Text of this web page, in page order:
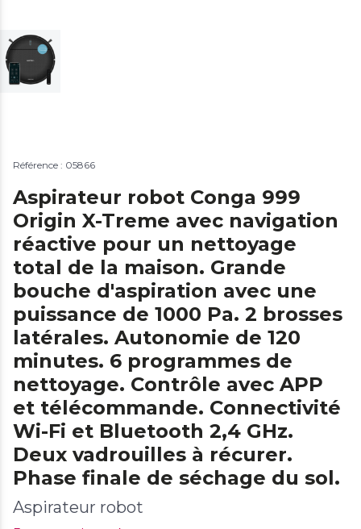
Référence : 05866
Aspirateur robot Conga 999
Origin X-Treme avec navigation
réactive pour un nettoyage
total de la maison. Grande
bouche d'aspiration avec une
puissance de 1000 Pa. 2 brosses
latérales. Autonomie de 120
minutes. 6 programmes de
nettoyage. Contrôle avec APP
et télécommande. Connectivité
Wi-Fi et Bluetooth 2,4 GHz.
Deux vadrouilles à récurer.
Phase finale de séchage du sol.
Aspirateur robot